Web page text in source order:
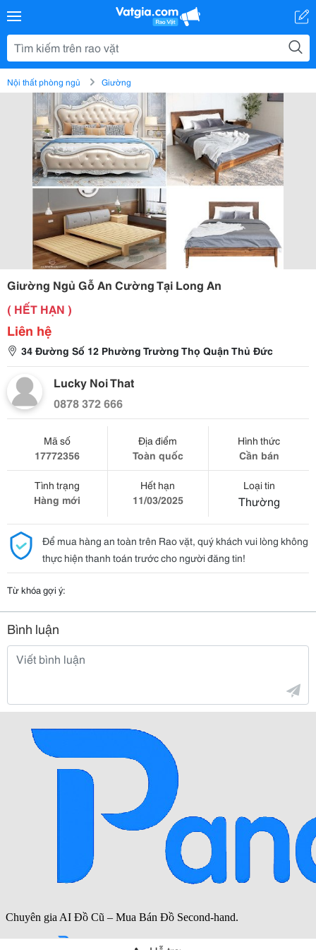
Nội thất phòng ngủ Giường
Giường Ngủ Gỗ An Cường Tại Long An
( HẾT HẠN )
Liên hệ
34 Đường Số 12 Phường Trường Thọ Quận Thủ Đức
Lucky Noi That
0878 372 666
Mã số
17772356
Địa điểm
Toàn quốc
Hình thức
Cần bán
Tình trạng
Hàng mới
Hết hạn
11/03/2025
Loại tin
Thường
Để mua hàng an toàn trên Rao vặt, quý khách vui lòng không
thực hiện thanh toán trước cho người đăng tin!
Từ khóa gợi ý:
Bình luận